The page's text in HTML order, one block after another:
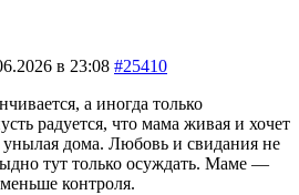
в 23:08 #25410
а иногда только
радуется, что мама живая и хочет
унылая дома. Любовь и свидания не
тут только осуждать. Маме —
контроля.